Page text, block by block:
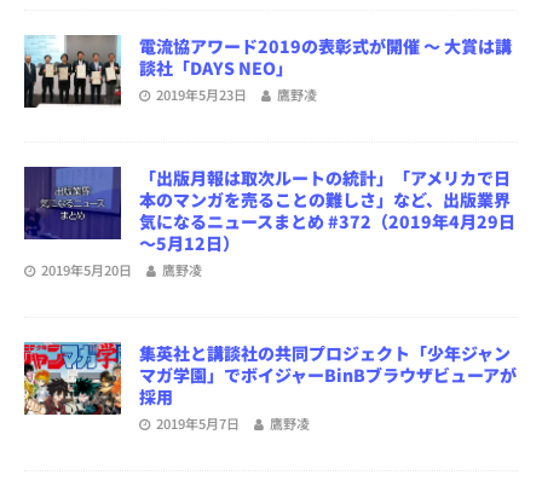
電流協アワード2019の表彰式が開催 ～ 大賞は講
談社「DAYS NEO」
2019年5月23日 鷹野凌
「出版月報は取次ルートの統計」「アメリカで日
本のマンガを売ることの難しさ」など、出版業界
気になるニュースまとめ #372（2019年4月29日
～5月12日）
2019年5月20日 鷹野凌
集英社と講談社の共同プロジェクト「少年ジャン
マガ学園」でボイジャーBinBブラウザビューアが
採用
2019年5月7日 鷹野凌